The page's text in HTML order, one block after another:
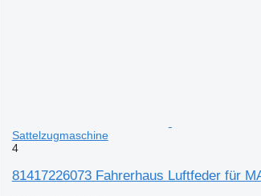
Sattelzugmaschine
4
81417226073 Fahrerhaus Luftfeder für